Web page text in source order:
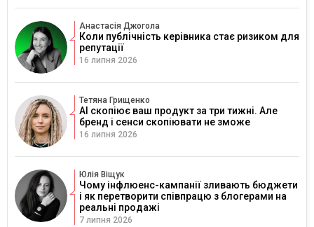
Анастасія Джогола
Коли публічність керівника стає ризиком для
репутації
16 липня 2026
Тетяна Грищенко
AI скопіює ваш продукт за три тижні. Але
бренд і сенси скопіювати не зможе
16 липня 2026
Юлія Віщук
Чому інфлюенс-кампанії зливають бюджети
і як перетворити співпрацю з блогерами на
реальні продажі
7 липня 2026